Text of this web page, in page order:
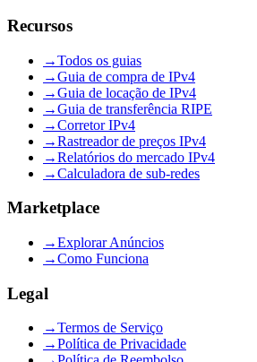
Recursos
→Todos os guias
→Guia de compra de IPv4
→Guia de locação de IPv4
→Guia de transferência RIPE
→Corretor IPv4
→Rastreador de preços IPv4
→Relatórios do mercado IPv4
→Calculadora de sub-redes
Marketplace
→Explorar Anúncios
→Como Funciona
Legal
→Termos de Serviço
→Política de Privacidade